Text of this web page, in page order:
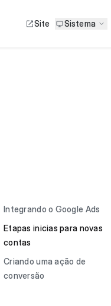
Site Sistema
Integrando o Google Ads
Etapas inicias para novas
contas
Criando uma ação de
conversão